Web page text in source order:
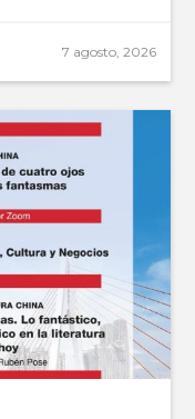
7 agosto, 2026